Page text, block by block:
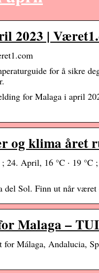
2023 |
for å sikre
for Malaga i april
og klima året
April, 16 °C · 19 °C
del Sol. Finn ut når
Malaga –
for Málaga, Andalucia,